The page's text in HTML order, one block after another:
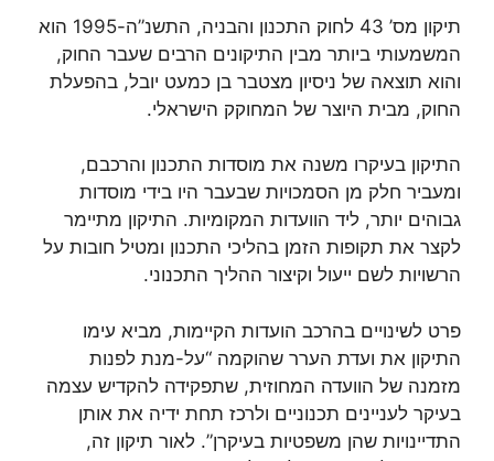
תיקון מס’ 43 לחוק התכנון והבניה, התשנ”ה-1995 הוא
המשמעותי ביותר מבין התיקונים הרבים שעבר החוק,
והוא תוצאה של ניסיון מצטבר בן כמעט יובל, בהפעלת
החוק, מבית היוצר של המחוקק הישראלי.
התיקון בעיקרו משנה את מוסדות התכנון והרכבם,
ומעביר חלק מן הסמכויות שבעבר היו בידי מוסדות
גבוהים יותר, ליד הוועדות המקומיות. התיקון מתיימר
לקצר את תקופות הזמן בהליכי התכנון ומטיל חובות על
הרשויות לשם ייעול וקיצור ההליך התכנוני.
פרט לשינויים בהרכב הועדות הקיימות, מביא עימו
התיקון את ועדת הערר שהוקמה “על-מנת לפנות
מזמנה של הוועדה המחוזית, שתפקידה להקדיש עצמה
בעיקר לעניינים תכנוניים ולרכז תחת ידיה את אותן
התדיינויות שהן משפטיות בעיקרן”. לאור תיקון זה,